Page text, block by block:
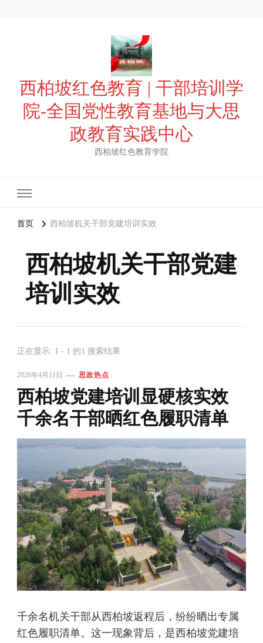
西柏坡红色教育 | 干部培训学
院-全国党性教育基地与大思
政教育实践中心
西柏坡红色教育学院
首页 西柏坡机关干部党建培训实效
西柏坡机关干部党建
培训实效
正在显示: 1 - 1 的1 搜索结果
2026年4月11日 思政热点
西柏坡党建培训显硬核实效
千余名干部晒红色履职清单
千余名机关干部从西柏坡返程后，纷纷晒出专属
红色履职清单。这一现象背后，是西柏坡党建培